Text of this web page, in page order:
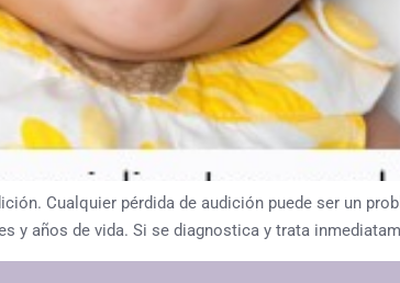
Cualquier pérdida de audición puede ser un
años de vida. Si se diagnostica y trata